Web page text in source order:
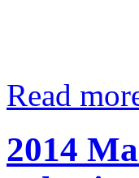
Read
2014